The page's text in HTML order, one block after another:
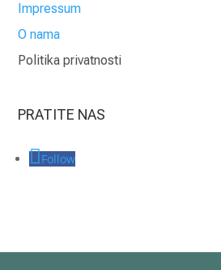
Impressum
O nama
Politika privatnosti
PRATITE NAS
Follow